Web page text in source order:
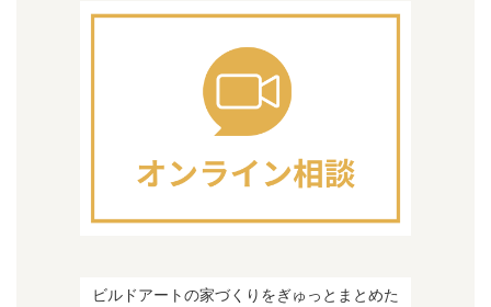
ビルドアートの家づくりをぎゅっとまとめた